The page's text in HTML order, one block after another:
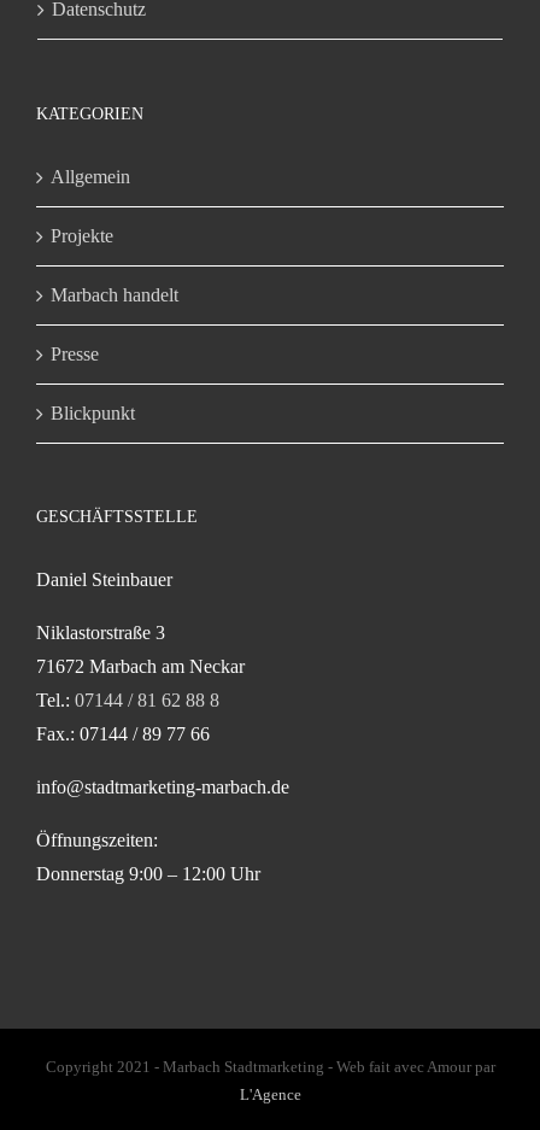
Datenschutz
KATEGORIEN
Allgemein
Projekte
Marbach handelt
Presse
Blickpunkt
GESCHÄFTSSTELLE
Daniel Steinbauer
Niklastorstraße 3
71672 Marbach am Neckar
Tel.: 07144 / 81 62 88 8
Fax.: 07144 / 89 77 66
info@stadtmarketing-marbach.de
Öffnungszeiten:
Donnerstag 9:00 – 12:00 Uhr
Copyright 2021 - Marbach Stadtmarketing - Web fait avec Amour par
L'Agence